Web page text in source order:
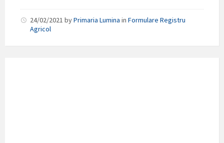
24/02/2021 byPrimaria Lumina in Formulare Registru
Agricol